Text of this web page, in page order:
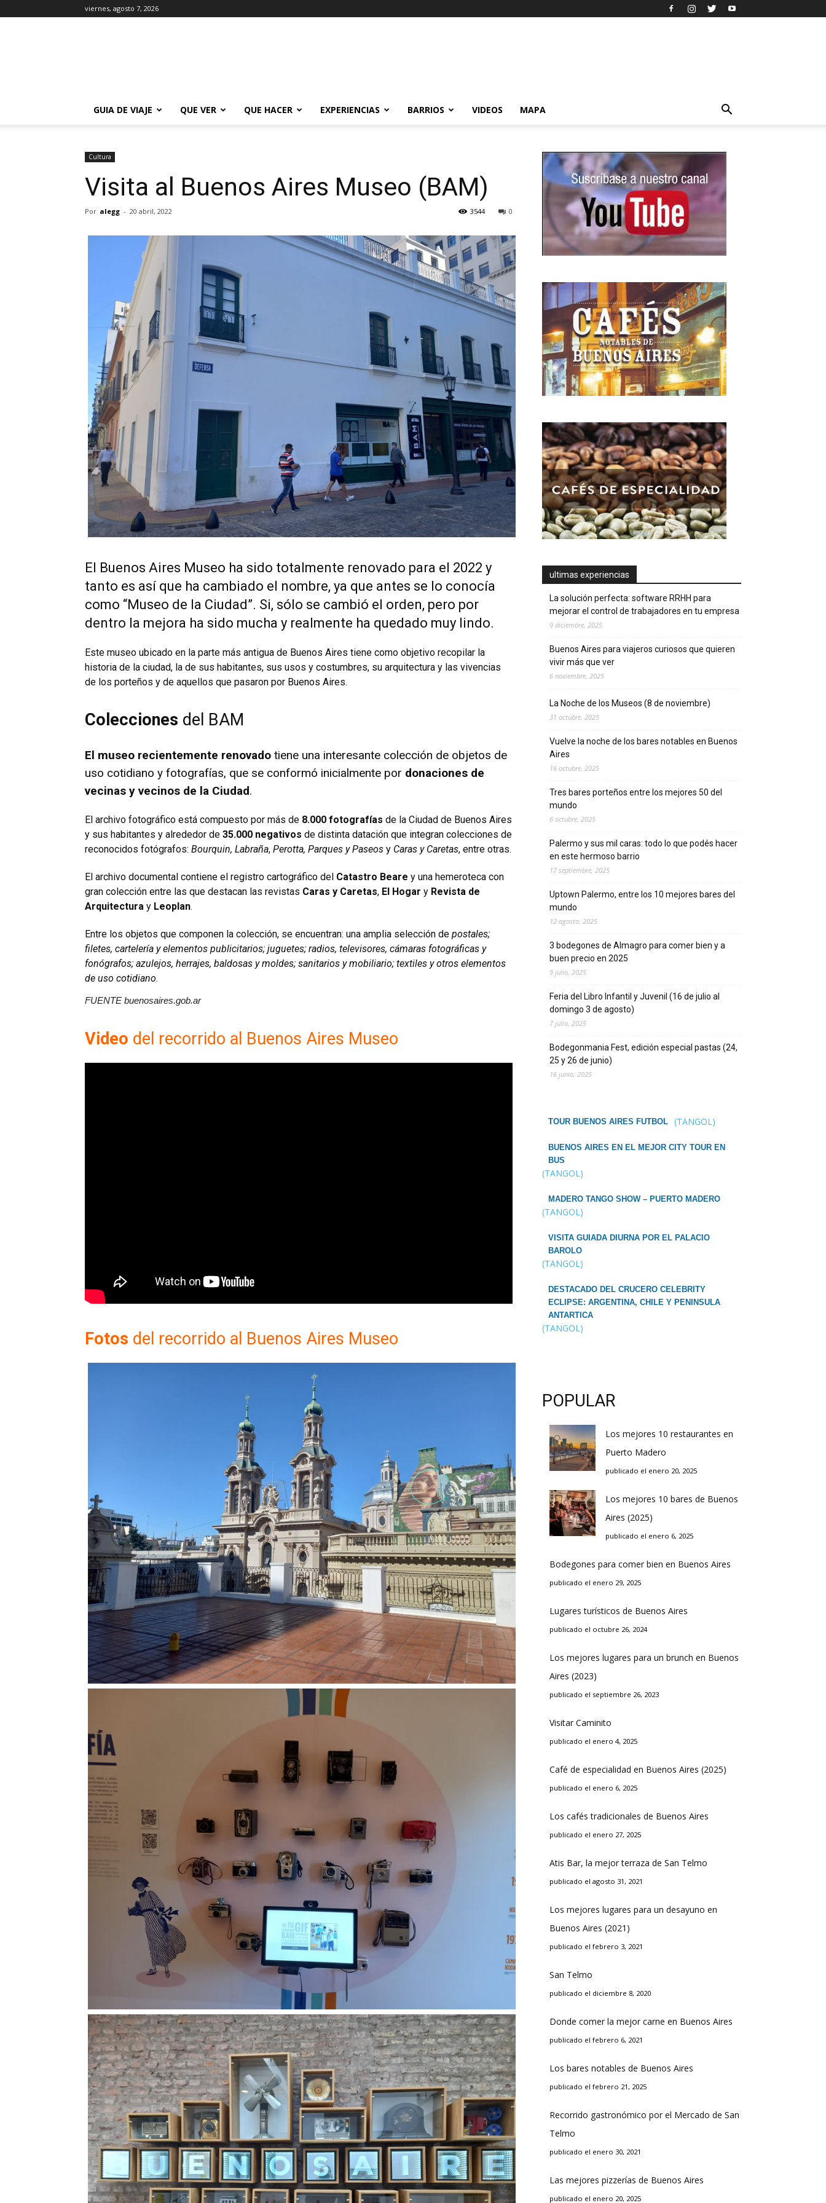
viernes, agosto 7, 2026
GUIA DE VIAJE
QUE VER QUE HACER EXPERIENCIAS BARRIOS VIDEOS MAPA
Cultura
Visita al Buenos Aires Museo (BAM)
Por alegg - 20 abril, 2022 0
3544
El Buenos Aires Museo ha sido totalmente renovado para el 2022 y
tanto es así que ha cambiado el nombre, ya que antes se lo conocía
como “Museo de la Ciudad”. Si, sólo se cambió el orden, pero por
dentro la mejora ha sido mucha y realmente ha quedado muy lindo.
Este museo ubicado en la parte más antigua de Buenos Aires tiene como objetivo recopilar la
historia de la ciudad, la de sus habitantes, sus usos y costumbres, su arquitectura y las vivencias
de los porteños y de aquellos que pasaron por Buenos Aires.
Colecciones del BAM
El museo recientemente renovado tiene una interesante colección de objetos de
uso cotidiano y fotografías, que se conformó inicialmente por donaciones de
vecinas y vecinos de la Ciudad.
El archivo fotográfico está compuesto por más de 8.000 fotografías de la Ciudad de Buenos Aires
y sus habitantes y alrededor de 35.000 negativos de distinta datación que integran colecciones de
reconocidos fotógrafos: Bourquin, Labraña, Perotta, Parques y Paseos y Caras y Caretas, entre otras.
El archivo documental contiene el registro cartográfico del Catastro Beare y una hemeroteca con
gran colección entre las que destacan las revistas Caras y Caretas, El Hogar y Revista de
Arquitectura y Leoplan.
Entre los objetos que componen la colección, se encuentran: una amplia selección de postales;
filetes, cartelería y elementos publicitarios; juguetes; radios, televisores, cámaras fotográficas y
fonógrafos; azulejos, herrajes, baldosas y moldes; sanitarios y mobiliario; textiles y otros elementos
de uso cotidiano.
FUENTE buenosaires.gob.ar
Video del recorrido al Buenos Aires Museo
Fotos del recorrido al Buenos Aires Museo
ultimas experiencias
La solución perfecta: software RRHH para
mejorar el control de trabajadores en tu empresa
9 diciembre, 2025
Buenos Aires para viajeros curiosos que quieren
vivir más que ver
6 noviembre, 2025
La Noche de los Museos (8 de noviembre)
31 octubre, 2025
Vuelve la noche de los bares notables en Buenos
Aires
16 octubre, 2025
Tres bares porteños entre los mejores 50 del
mundo
6 octubre, 2025
Palermo y sus mil caras: todo lo que podés hacer
en este hermoso barrio
17 septiembre, 2025
Uptown Palermo, entre los 10 mejores bares del
mundo
12 agosto, 2025
3 bodegones de Almagro para comer bien y a
buen precio en 2025
9 julio, 2025
Feria del Libro Infantil y Juvenil (16 de julio al
domingo 3 de agosto)
7 julio, 2025
Bodegonmania Fest, edición especial pastas (24,
25 y 26 de junio)
16 junio, 2025
TOUR BUENOS AIRES FUTBOL (TANGOL)
BUENOS AIRES EN EL MEJOR CITY TOUR EN
BUS
(TANGOL)
MADERO TANGO SHOW – PUERTO MADERO
(TANGOL)
VISITA GUIADA DIURNA POR EL PALACIO
BAROLO
(TANGOL)
DESTACADO DEL CRUCERO CELEBRITY
ECLIPSE: ARGENTINA, CHILE Y PENINSULA
ANTARTICA
(TANGOL)
POPULAR
Los mejores 10 restaurantes en
Puerto Madero
publicado el enero 20, 2025
Los mejores 10 bares de Buenos
Aires (2025)
publicado el enero 6, 2025
Bodegones para comer bien en Buenos Aires
publicado el enero 29, 2025
Lugares turísticos de Buenos Aires
publicado el octubre 26, 2024
Los mejores lugares para un brunch en Buenos
Aires (2023)
publicado el septiembre 26, 2023
Visitar Caminito
publicado el enero 4, 2025
Café de especialidad en Buenos Aires (2025)
publicado el enero 6, 2025
Los cafés tradicionales de Buenos Aires
publicado el enero 27, 2025
Atis Bar, la mejor terraza de San Telmo
publicado el agosto 31, 2021
Los mejores lugares para un desayuno en
Buenos Aires (2021)
publicado el febrero 3, 2021
San Telmo
publicado el diciembre 8, 2020
Donde comer la mejor carne en Buenos Aires
publicado el febrero 6, 2021
Los bares notables de Buenos Aires
publicado el febrero 21, 2025
Recorrido gastronómico por el Mercado de San
Telmo
publicado el enero 30, 2021
Las mejores pizzerías de Buenos Aires
publicado el enero 20, 2025